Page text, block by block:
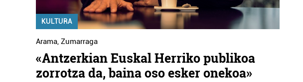
KULTURA
Arama, Zumarraga
«Antzerkian Euskal Herriko publikoa
zorrotza da, baina oso esker onekoa»